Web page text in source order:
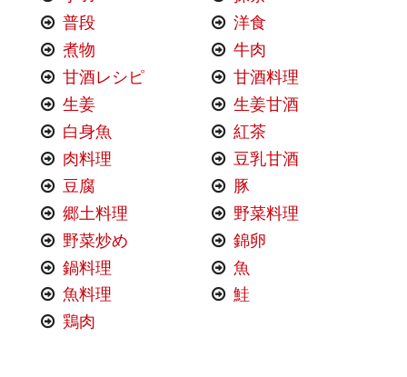
普段
洋食
煮物
牛肉
甘酒レシピ
甘酒料理
生姜
生姜甘酒
白身魚
紅茶
肉料理
豆乳甘酒
豆腐
豚
郷土料理
野菜料理
野菜炒め
錦卵
鍋料理
魚
魚料理
鮭
鶏肉